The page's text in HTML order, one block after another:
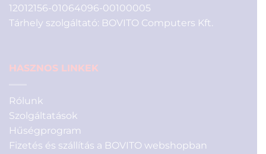
12012156-01064096-00100005
Tárhely szolgáltató: BOVITO Computers Kft.
HASZNOS LINKEK
Rólunk
Szolgáltatások
Hűségprogram
Fizetés és szállítás a BOVITO webshopban